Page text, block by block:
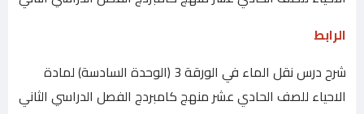
الرابط
شرح درس نقل الماء في الورقة 3 (الوحدة السادسة) لمادة
الاحياء للصف الحادي عشر منهج كامبردج الفصل الدراسي الثاني